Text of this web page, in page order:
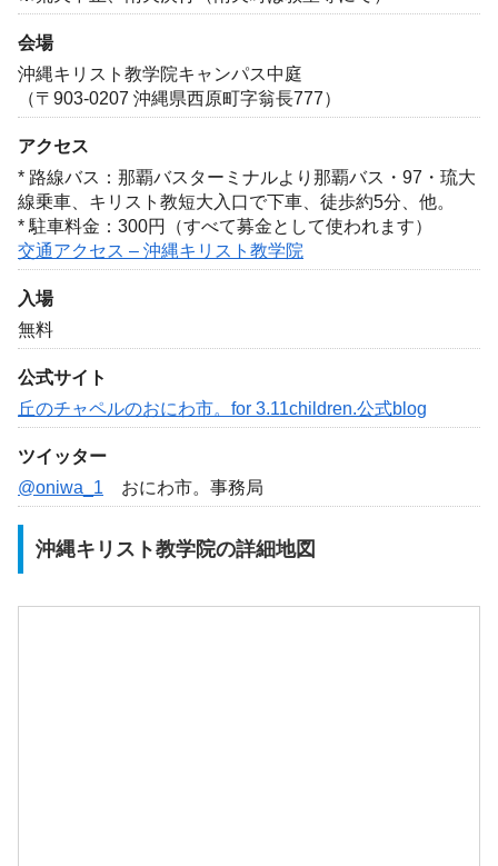
会場
沖縄キリスト教学院キャンパス中庭
（〒903-0207 沖縄県西原町字翁長777）
アクセス
* 路線バス：那覇バスターミナルより那覇バス・97・琉大
線乗車、キリスト教短大入口で下車、徒歩約5分、他。
* 駐車料金：300円（すべて募金として使われます）
交通アクセス – 沖縄キリスト教学院
入場
無料
公式サイト
丘のチャペルのおにわ市。for 3.11children.公式blog
ツイッター
@oniwa_1 おにわ市。事務局
沖縄キリスト教学院の詳細地図